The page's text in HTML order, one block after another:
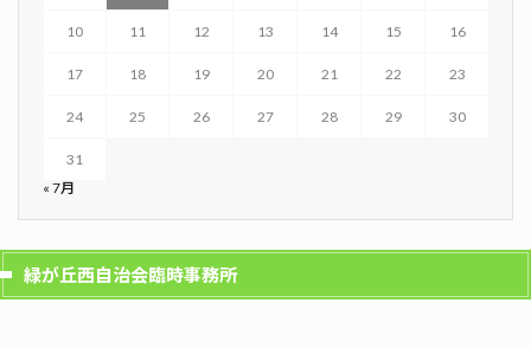
10 11 12 13 14 15 16
17 18 19 20 21 22 23
24 25 26 27 28 29 30
31
« 7月
緑が丘西自治会臨時事務所